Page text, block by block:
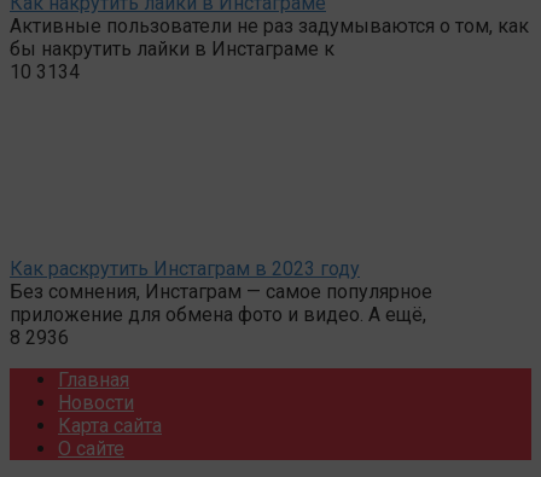
Активные пользователи не раз задумываются о том, как
бы накрутить лайки в Инстаграме к
10 3134
Как раскрутить Инстаграм в 2023 году
Без сомнения, Инстаграм — самое популярное
приложение для обмена фото и видео. А ещё,
8 2936
Главная
Новости
Карта сайта
О сайте